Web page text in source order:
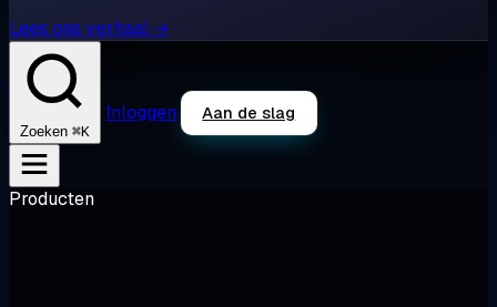
Lees ons verhaal →
Zoeken ⌘K
Inloggen Aan de slag
Producten